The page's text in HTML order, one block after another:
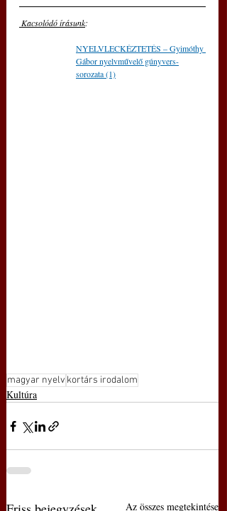
Kacsolódó írásunk:
NYELVLECKÉZTETÉS – Gyimóthy
Gábor nyelvművelő gúnyvers-
sorozata (1)
magyar nyelv kortárs irodalom
Kultúra
Az összes megtekintése